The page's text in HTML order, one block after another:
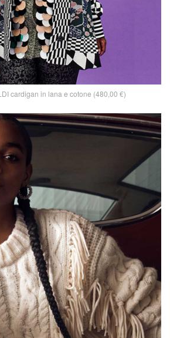
cardigan in lana e cotone (480,00 €)